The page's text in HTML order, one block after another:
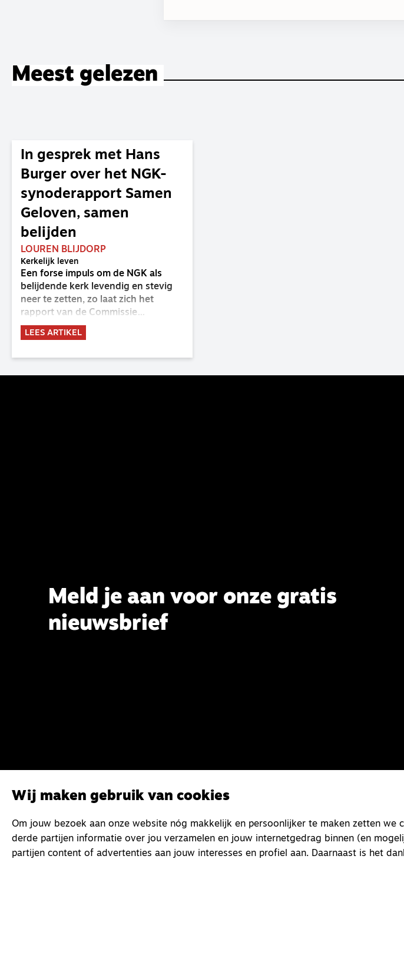
Meest gelezen
In gesprek met Hans
Burger over het NGK-
synoderapport Samen
Geloven, samen
belijden
LOUREN BLIJDORP
Kerkelijk leven
Een forse impuls om de NGK als
belijdende kerk levendig en stevig
neer te zetten, zo laat zich het
rapport van de Commissie
Belijdende Kerk (CBK) lezen. Deze
commissie is al sinds de eenwording
2023 de opdracht om haar analyse
LEES ARTIKEL
Meld je aan voor onze gratis
nieuwsbrief
Wij maken gebruik van cookies
Om jouw bezoek aan onze website nóg makkelijk en persoonlijker te maken zetten
derde partijen informatie over jou verzamelen en jouw internetgedrag binnen (en
partijen content of advertenties aan jouw interesses en profiel aan. Daarnaast is het